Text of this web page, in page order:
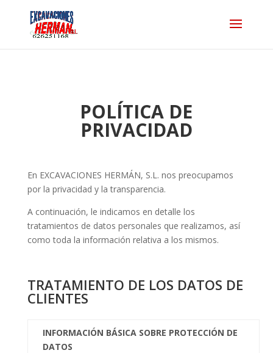
POLÍTICA DE
PRIVACIDAD
En EXCAVACIONES HERMÁN, S.L. nos preocupamos
por la privacidad y la transparencia.
A continuación, le indicamos en detalle los
tratamientos de datos personales que realizamos, así
como toda la información relativa a los mismos.
TRATAMIENTO DE LOS DATOS DE
CLIENTES
INFORMACIÓN BÁSICA SOBRE PROTECCIÓN DE
DATOS